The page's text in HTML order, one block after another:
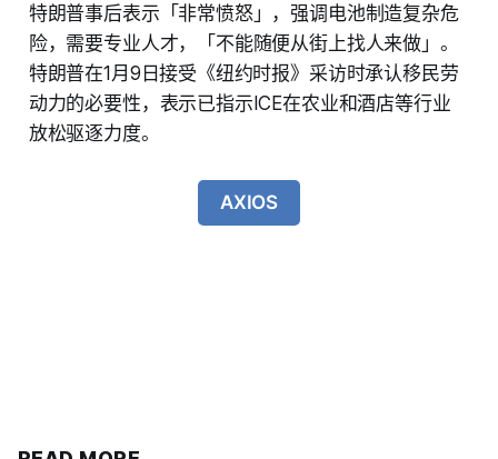
特朗普事后表示「非常愤怒」，强调电池制造复杂危
险，需要专业人才，「不能随便从街上找人来做」。
特朗普在1月9日接受《纽约时报》采访时承认移民劳
动力的必要性，表示已指示ICE在农业和酒店等行业
放松驱逐力度。
AXIOS